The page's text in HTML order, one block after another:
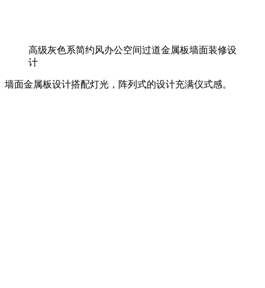
高级灰色系简约风办公空间过道金属板墙面装修设
计
墙面金属板设计搭配灯光，阵列式的设计充满仪式感。